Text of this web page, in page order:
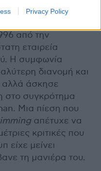
Privacy Policy
Like Swimming, ήδη
από την
εταιρεία
Η συμφωνία
διανομή και
άσκησε
στο συγκρότημα
Μια πίεση που
απέτυχε να
κριτικές που
είχε μείνει
τη μανιέρα του.